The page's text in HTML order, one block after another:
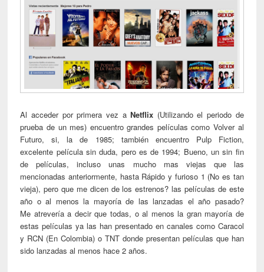
Al acceder por primera vez aNetflix (Utilizando el periodo de
prueba de un mes) encuentro grandes películas como Volver al
Futuro, si, la de 1985; también encuentro Pulp Fiction,
excelente película sin duda, pero es de 1994; Bueno, un sin fin
de películas, incluso unas mucho mas viejas que las
mencionadas anteriormente, hasta Rápido y furioso 1 (No es tan
vieja), pero que me dicen de los estrenos? las películas de este
año o al menos la mayoría de las lanzadas el año pasado?
Me atrevería a decir que todas, o al menos la gran mayoría de
estas películas ya las han presentado en canales como Caracol
y RCN (En Colombia) o TNT donde presentan películas que han
sido lanzadas al menos hace 2 años.